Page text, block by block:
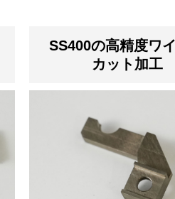
SS400の高精度ワ
カット加工